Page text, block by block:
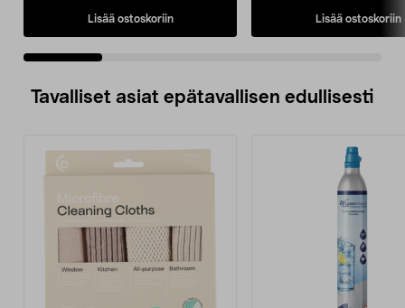
Lisää ostoskoriin Lisää ostoskoriin
Tavalliset asiat epätavallisen edullisesti